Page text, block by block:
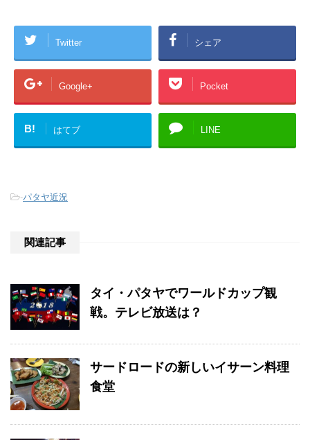
Twitter シェア
Google+ Pocket
B! はてブ LINE
-パタヤ近況
関連記事
タイ・パタヤでワールドカップ観
戦。テレビ放送は？
サードロードの新しいイサーン料理
食堂